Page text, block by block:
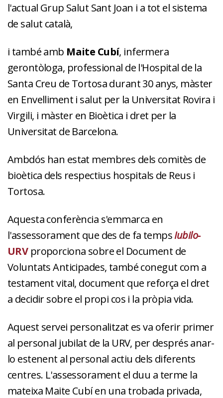
l'actual Grup Salut Sant Joan i a tot el sistema
de salut català,
i també amb Maite Cubí, infermera
gerontòloga, professional de l'Hospital de la
Santa Creu de Tortosa durant 30 anys, màster
en Envelliment i salut per la Universitat Rovira i
Virgili, i màster en Bioètica i dret per la
Universitat de Barcelona.
Ambdós han estat membres dels comitès de
bioètica dels respectius hospitals de Reus i
Tortosa.
Aquesta conferència s'emmarca en
l'assessorament que des de fa tempsIubilo-
URVproporciona sobre el Document de
Voluntats Anticipades, també conegut com a
testament vital, document que reforça el dret
a decidir sobre el propi cos i la pròpia vida.
Aquest servei personalitzat es va oferir primer
al personal jubilat de la URV, per després anar-
lo estenent al personal actiu dels diferents
centres. L'assessorament el duu a terme la
mateixa Maite Cubí en una trobada privada,